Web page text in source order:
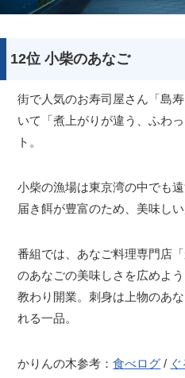
12位 小柴のあなご
街で人気のお寿司屋さん「島
いて「煮上がりが違う、ふわ
ト。
小柴の漁場は東京湾の中でも
届き餌が豊富のため、美味し
番組では、あなご料理専門店
のあなごの美味しさを広めよ
教わり開業。刺身は上物のあ
れる一品。
かりんの木参考：食べログ /